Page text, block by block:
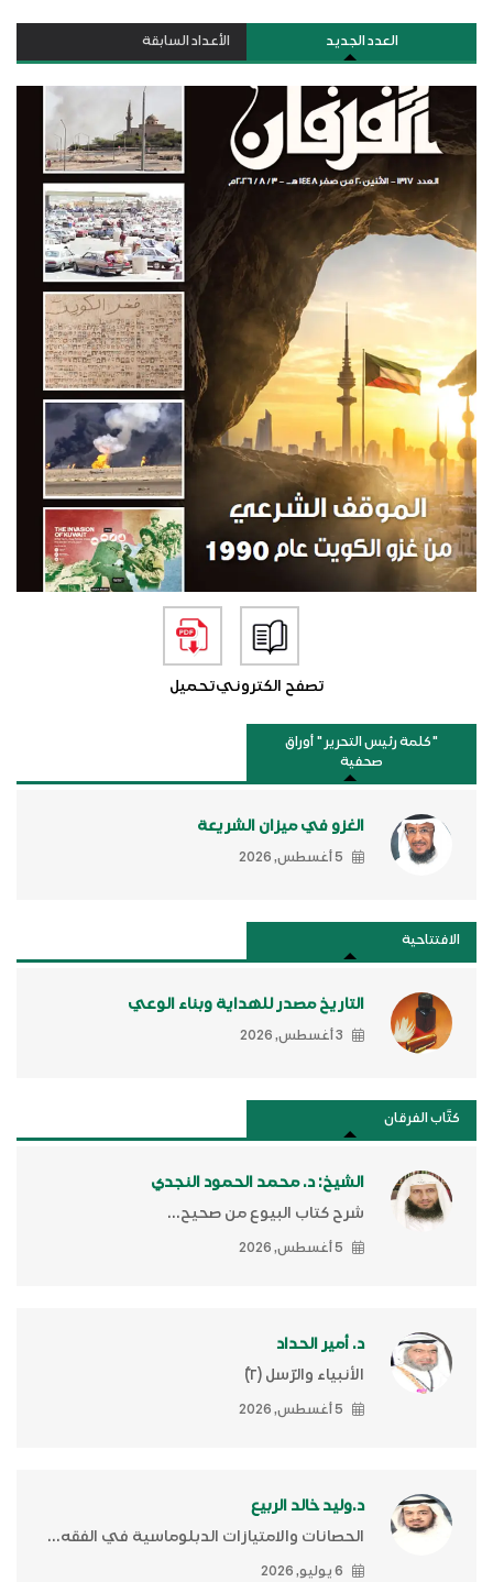
العدد الجديد الأعداد السابقة
تصفح الكترونيتحميل
"كلمة رئيس التحرير " أوراق
صحفية
الغزو في ميزان الشريعة
5 أغسطس, 2026
الافتتاحية
التاريخ مصدر للهداية وبناء الوعي
3 أغسطس, 2026
كتَّاب الفرقان
الشيخ: د. محمد الحمود النجدي
شرح كتاب البيوع من صحيح...
5 أغسطس, 2026
د. أمير الحداد
الأنبياء والرّسل (٢)ّ
5 أغسطس, 2026
د.وليد خالد الربيع
الحصانات والامتيازات الدبلوماسية في الفقه...
6 يوليو, 2026